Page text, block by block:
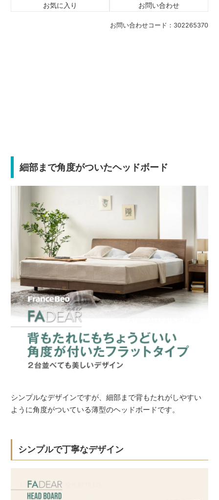
お問い合わせコード： 302265370
お気に入り お問い合わせ
細部まで角度がついたヘッドボード
シンプルなデザインですが、細部まで背もたれがしやすい
ように角度がついている薄型のヘッドボードです。
シンプルで丁寧なデザイン